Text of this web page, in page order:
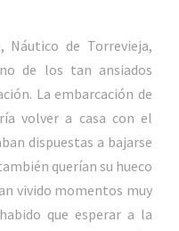
Náutico de Torrevieja,
de los tan ansiados
La embarcación de
volver a casa con el
dispuestas a bajarse
querían su hueco
vivido momentos muy
que esperar a la